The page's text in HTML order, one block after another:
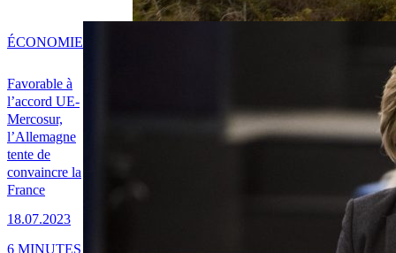
Favorable à
l’accord UE-
Mercosur,
l’Allemagne
tente de
convaincre la
France
18.07.2023
ÉCONOMIE
6 MINUTES